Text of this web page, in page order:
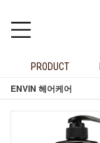
PRODUCT
ENVIN 헤어케어